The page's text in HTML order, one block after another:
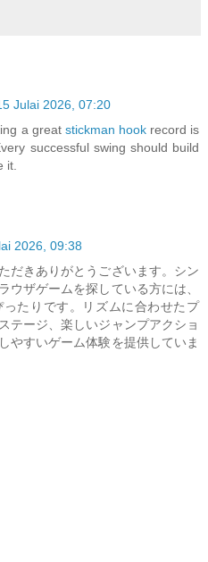
Julai 2026, 07:20
a great stickman hookrecord is
successful swing should build
it.
2026, 09:38
だきありがとうございます。シン
ウザゲームを探している方には、
ったりです。リズムに合わせたプ
テージ、楽しいジャンプアクショ
やすいゲーム体験を提供していま